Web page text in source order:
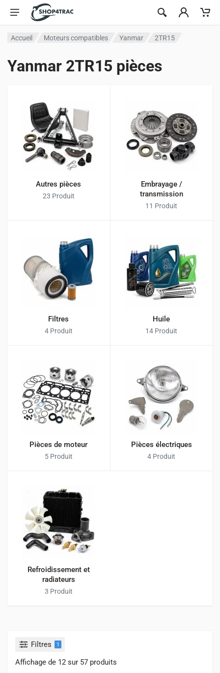
Aller au contenu
Accueil Moteurs compatibles Yanmar 2TR15
Yanmar 2TR15 pièces
Autres pièces
23 Produit
Embrayage /
transmission
11 Produit
Filtres
4 Produit
Huile
14 Produit
Pièces de moteur
5 Produit
Pièces électriques
4 Produit
Refroidissement et
radiateurs
3 Produit
Filtres 1
Affichage de 12 sur 57 produits